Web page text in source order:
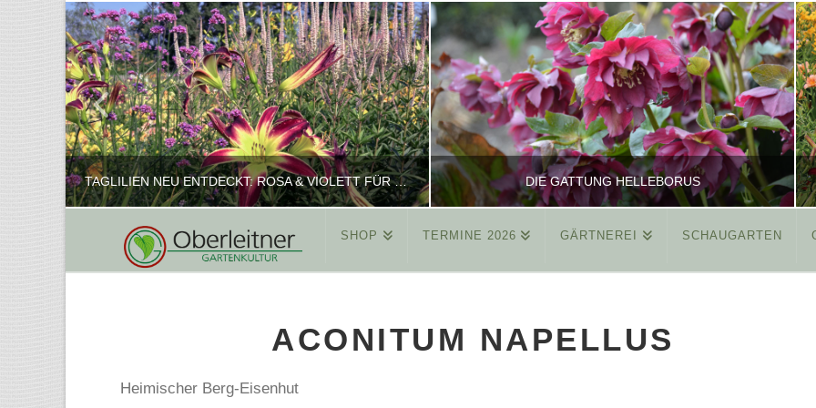
TAGLILIEN NEU ENTDECKT: ROSA & VIOLETT FÜR ROMANTISCHE PFLANZKOMBINATIONEN
REINHARD
FEBRUAR 16, 2025
DIE GATTUNG HELLEBORUS
REINHARD
MÄRZ 26, 2015
SHOP TERMINE 2026 GÄRTNEREI SCHAUGARTEN
ACONITUM NAPELLUS
Heimischer Berg-Eisenhut